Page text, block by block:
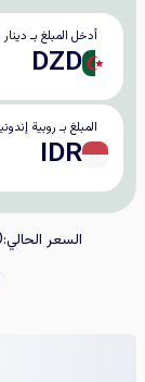
أدخل المبلغ بـ
DZD
المبلغ بـ روبية
IDR
السعر الحالي: